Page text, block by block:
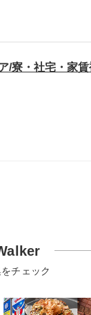
/寮・社宅・家
チェック